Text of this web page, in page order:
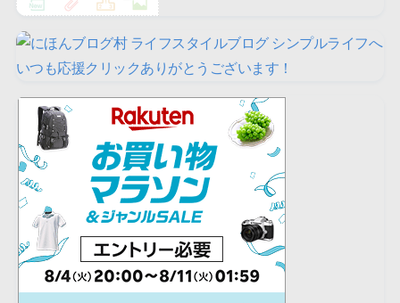
いつも応援クリックありがとうございます！